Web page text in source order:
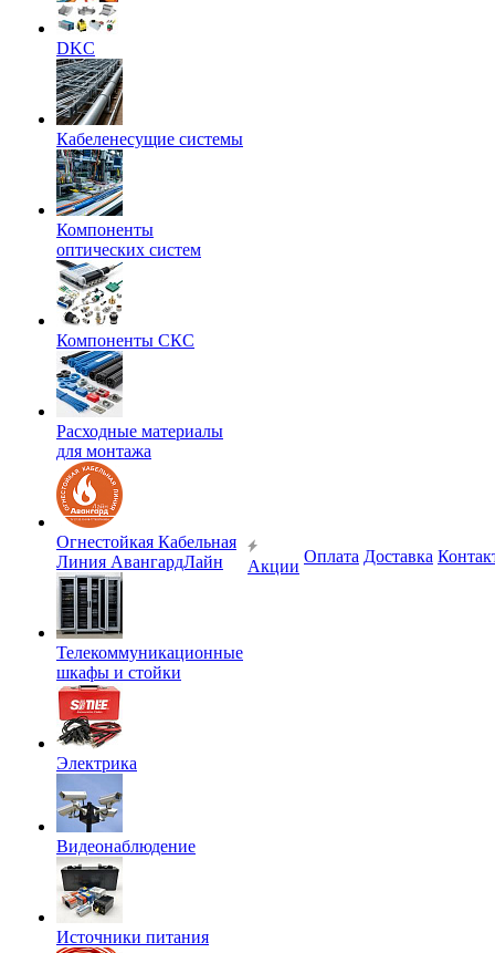
DKC
Кабеленесущие системы
Компоненты
оптических систем
Компоненты СКС
Расходные материалы
для монтажа
Огнестойкая Кабельная
Линия АвангардЛайн
Телекоммуникационные
шкафы и стойки
Электрика
Видеонаблюдение
Источники питания
Акции
Оплата Доставка